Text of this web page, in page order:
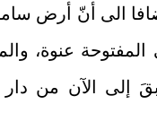
الى أنّ أرض
المفتوحة عنوة،
إلى الآن من دار